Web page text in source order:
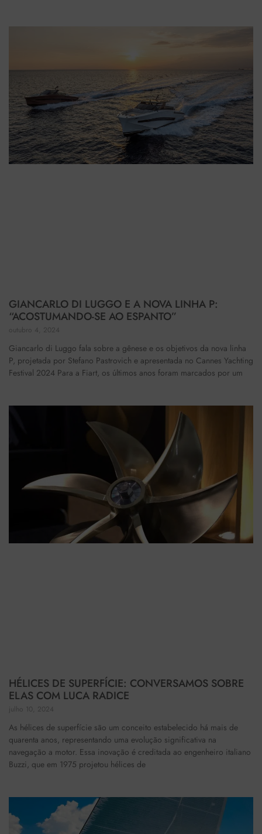
GIANCARLO DI LUGGO E A NOVA LINHA P:
“ACOSTUMANDO-SE AO ESPANTO”
outubro 4, 2024
Giancarlo di Luggo fala sobre a gênese e os objetivos da nova linha
P, projetada por Stefano Pastrovich e apresentada no Cannes Yachting
Festival 2024 Para a Fiart, os últimos anos foram marcados por um
HÉLICES DE SUPERFÍCIE: CONVERSAMOS SOBRE
ELAS COM LUCA RADICE
julho 10, 2024
As hélices de superfície são um conceito estabelecido há mais de
quarenta anos, representando uma evolução significativa na
navegação a motor. Essa inovação é creditada ao engenheiro italiano
Buzzi, que em 1975 projetou hélices de